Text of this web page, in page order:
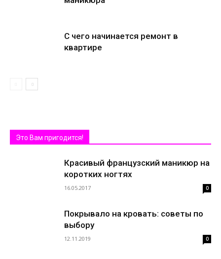
С чего начинается ремонт в
квартире
Это Вам пригодится!
Красивый французский маникюр на
коротких ногтях
16.05.2017 0
Покрывало на кровать: советы по
выбору
12.11.2019 0